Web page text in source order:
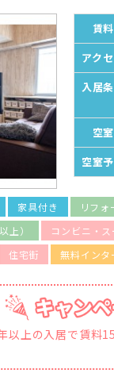
賃料
アク
入居
空室
空室
家具付き リフ
上）
コンビニ・
住宅街 無料インタ
以上の入居で賃